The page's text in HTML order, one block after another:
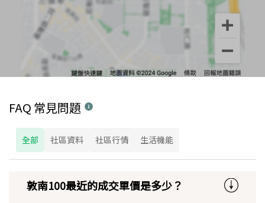
FAQ 常見問題
全部 社區資料 社區行情 生活機能
敦南100最近的成交單價是多少？